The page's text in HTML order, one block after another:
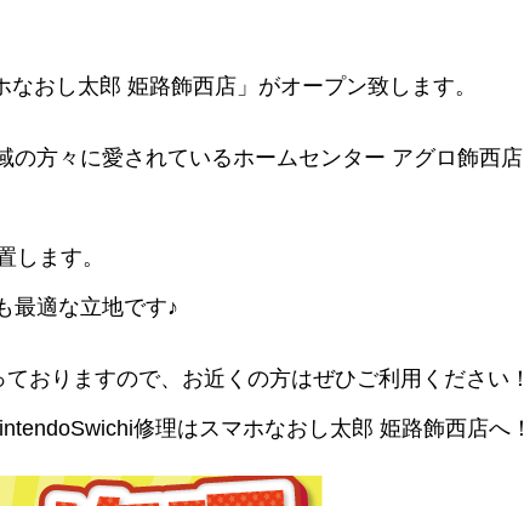
おし太郎 姫路飾西店」がオープン致します。
の方々に愛されているホームセンター アグロ飾西
します。
最適な立地です♪
おりますので、お近くの方はぜひご利用ください
修理はスマホなおし太郎 姫路飾西店へ